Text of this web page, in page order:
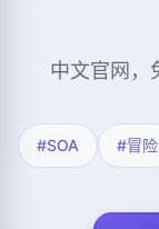
中文官网，
#SOA #冒险